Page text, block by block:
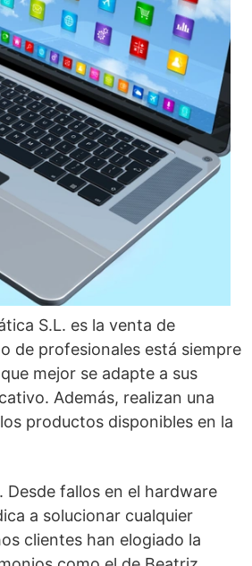
S.L. es la venta de
de profesionales está siempre
mejor se adapte a sus
Además, realizan una
productos disponibles en la
Desde fallos en el hardware
a solucionar cualquier
clientes han elogiado la